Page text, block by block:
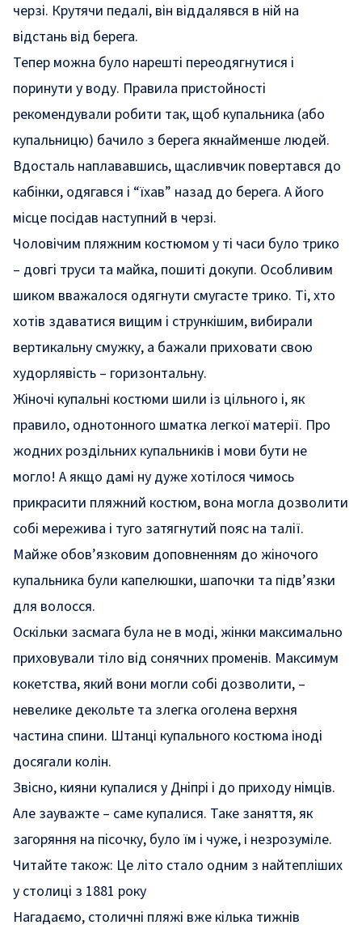
черзі. Крутячи педалі, він віддалявся в ній на
відстань від берега.
Тепер можна було нарешті переодягнутися і
поринути у воду. Правила пристойності
рекомендували робити так, щоб купальника (або
купальницю) бачило з берега якнайменше людей.
Вдосталь наплававшись, щасливчик повертався до
кабінки, одягався і “їхав” назад до берега. А його
місце посідав наступний в черзі.
Чоловічим пляжним костюмом у ті часи було трико
– довгі труси та майка, пошиті докупи. Особливим
шиком вважалося одягнути смугасте трико. Ті, хто
хотів здаватися вищим і стрункішим, вибирали
вертикальну смужку, а бажали приховати свою
худорлявість – горизонтальну.
Жіночі купальні костюми шили із цільного і, як
правило, однотонного шматка легкої матерії. Про
жодних роздільних купальників і мови бути не
могло! А якщо дамі ну дуже хотілося чимось
прикрасити пляжний костюм, вона могла дозволити
собі мережива і туго затягнутий пояс на талії.
Майже обов’язковим доповненням до жіночого
купальника були капелюшки, шапочки та підв’язки
для волосся.
Оскільки засмага була не в моді, жінки максимально
приховували тіло від сонячних променів. Максимум
кокетства, який вони могли собі дозволити, –
невелике декольте та злегка оголена верхня
частина спини. Штанці купального костюма іноді
досягали колін.
Звісно, кияни купалися у Дніпрі і до приходу німців.
Але зауважте – саме купалися. Таке заняття, як
загоряння на пісочку, було їм і чуже, і незрозуміле.
Читайте також: Це літо стало одним з найтепліших
у столиці з 1881 року
Нагадаємо, столичні пляжі вже кілька тижнів